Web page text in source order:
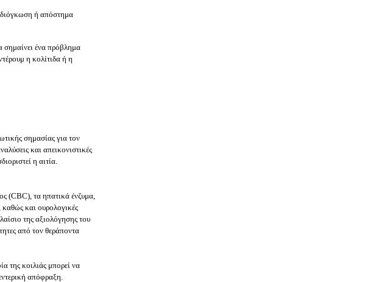
διόγκωση ή απόστημα
σημαίνει ένα πρόβλημα
η κολίτιδα ή η
σημασίας για τον
και απεικονιστικές
η αιτία.
(CBC), τα ηπατικά ένζυμα,
και ουρολογικές
της αξιολόγησης του
από τον θεράποντα
της κοιλιάς μπορεί να
απόφραξη.